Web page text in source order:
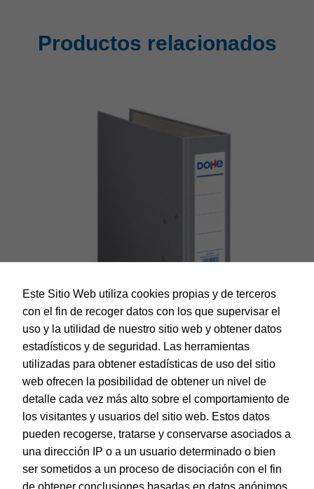
Productos relacionados
Dohe – Archivador Archicolor folio lomo ancho gris
EAN: 8421938094718
Este Sitio Web utiliza cookies propias y de terceros
con el fin de recoger datos con los que supervisar el
uso y la utilidad de nuestro sitio web y obtener datos
estadísticos y de seguridad. Las herramientas
utilizadas para obtener estadísticas de uso del sitio
web ofrecen la posibilidad de obtener un nivel de
detalle cada vez más alto sobre el comportamiento de
los visitantes y usuarios del sitio web. Estos datos
pueden recogerse, tratarse y conservarse asociados a
una dirección IP o a un usuario determinado o bien
ser sometidos a un proceso de disociación con el fin
de obtener conclusiones basadas en datos anónimos.